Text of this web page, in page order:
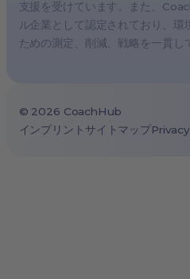
支援を受けています。また、
ル企業として認定されており、環
ための測定、削減、戦略を一貫し
São Paulo, Brazil
Toronto, Canada
© 2026 CoachHub
インプリント サイトマップ